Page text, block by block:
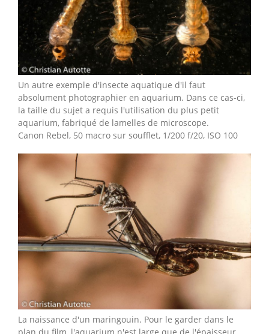
Un autre exemple d'insecte aquatique d'il faut
absolument photographier en aquarium. Dans ce cas-ci,
la taille du sujet a requis l'utilisation du plus petit
aquarium, fabriqué de lamelles de microscope.
Canon Rebel, 50 macro sur soufflet, 1/200 f/20, ISO 100
La naissance d'un maringouin. Pour le garder dans le
plan du film, l'aquarium n'est large que de l'épaisseur